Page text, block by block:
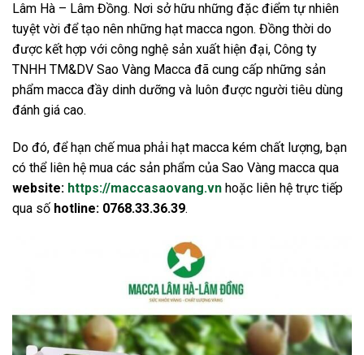
Lâm Hà – Lâm Đồng. Nơi sở hữu những đặc điểm tự nhiên
tuyệt vời để tạo nên những hạt macca ngon. Đồng thời do
được kết hợp với công nghệ sản xuất hiện đại, Công ty
TNHH TM&DV Sao Vàng Macca đã cung cấp những sản
phẩm macca đầy dinh dưỡng và luôn được người tiêu dùng
đánh giá cao.
Do đó, để hạn chế mua phải hạt macca kém chất lượng, bạn
có thể liên hệ mua các sản phẩm của Sao Vàng macca qua
website: https://maccasaovang.vn hoặc liên hệ trực tiếp
qua số hotline: 0768.33.36.39.